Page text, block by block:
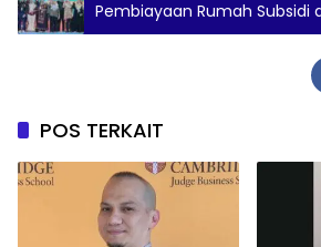
Pembiayaan Rumah Subsidi
50 Ribu Unit
POS TERKAIT